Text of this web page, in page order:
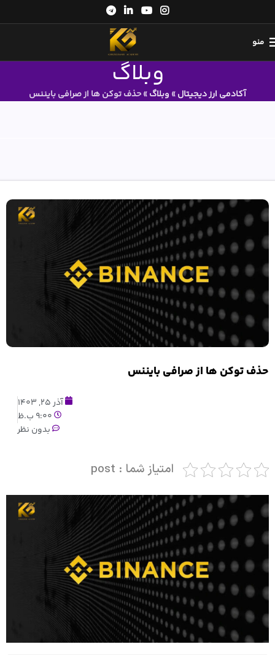
منو
وبلاگ
آکادمی ارز دیجیتال» وبلاگ»حذف توکن ها از صرافی بایننس
حذف توکن ها از صرافی بایننس
آذر 25, 1403
9:00 ب.ظ
بدون نظر
امتیاز شما : post